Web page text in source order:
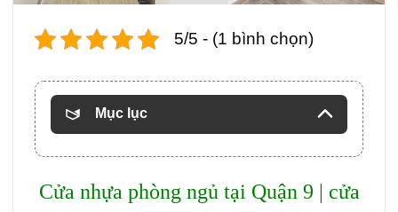
5/5 - (1 bình chọn)
Mục lục
Cửa nhựa phòng ngủ tại Quận 9 | cửa